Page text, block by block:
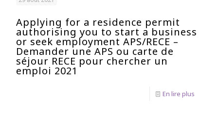
Applying for a residence permit
authorising you to start a business
or seek employment APS/RECE –
Demander une APS ou carte de
séjour RECE pour chercher un
emploi 2021
En lire plus